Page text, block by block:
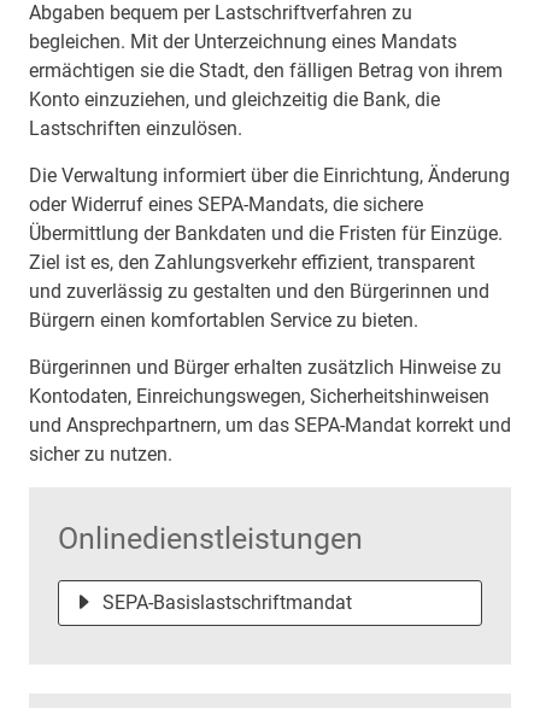
Abgaben bequem per Lastschriftverfahren zu
begleichen. Mit der Unterzeichnung eines Mandats
ermächtigen sie die Stadt, den fälligen Betrag von ihrem
Konto einzuziehen, und gleichzeitig die Bank, die
Lastschriften einzulösen.
Die Verwaltung informiert über die Einrichtung, Änderung
oder Widerruf eines SEPA-Mandats, die sichere
Übermittlung der Bankdaten und die Fristen für Einzüge.
Ziel ist es, den Zahlungsverkehr effizient, transparent
und zuverlässig zu gestalten und den Bürgerinnen und
Bürgern einen komfortablen Service zu bieten.
Bürgerinnen und Bürger erhalten zusätzlich Hinweise zu
Kontodaten, Einreichungswegen, Sicherheitshinweisen
und Ansprechpartnern, um das SEPA-Mandat korrekt und
sicher zu nutzen.
Onlinedienstleistungen
SEPA-Basislastschriftmandat